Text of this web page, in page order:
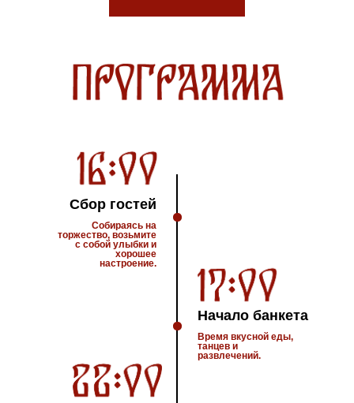
Начало банкета
Сбор гостей
Собираясь на
торжество, возьмите
с собой улыбки и
хорошее
настроение.
Время вкусной еды,
танцев и
развлечений.